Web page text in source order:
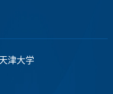
津大学